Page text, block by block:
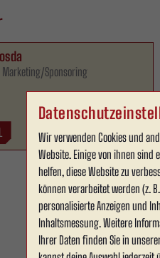
Wir verwenden Cookies und
Website. Einige von ihnen sind
helfen, diese Website zu
können verarbeitet werden (z.
personalisierte Anzeigen und
Inhaltsmessung. Weitere
Ihrer Daten finden Sie in
Marketing/Sponsoring